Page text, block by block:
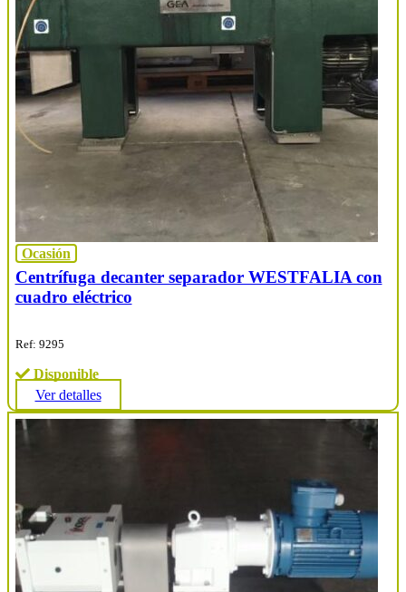
Ocasión
Centrífuga decanter separador WESTFALIA con
cuadro eléctrico
Ref: 9295
Disponible
Ver detalles